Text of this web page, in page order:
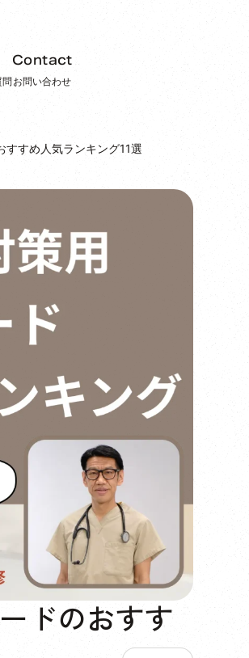
問
Contact
お問い合わせ
すめ人気ランキング11選
ドのおすす